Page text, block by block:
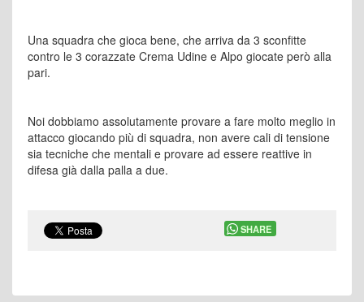
Una squadra che gioca bene, che arriva da 3 sconfitte
contro le 3 corazzate Crema Udine e Alpo giocate però alla
pari.
Noi dobbiamo assolutamente provare a fare molto meglio in
attacco giocando più di squadra, non avere cali di tensione
sia tecniche che mentali e provare ad essere reattive in
difesa già dalla palla a due.
SHARE